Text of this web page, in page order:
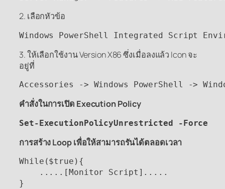
2. เลือกหัวข้อ
3. ให้เลือกใช้งาน Version X86 ซึ่งเมื่อลงแล้ว Icon จะ
อยู่ที่
คำสั่งในการเปิด Execution Policy
Set-ExecutionPolicyUnrestricted -Force
การสร้าง Loop เพื่อให้สามารถรันได้ตลอดเวลา
While($true){
    .....[Monitor Script].....
}